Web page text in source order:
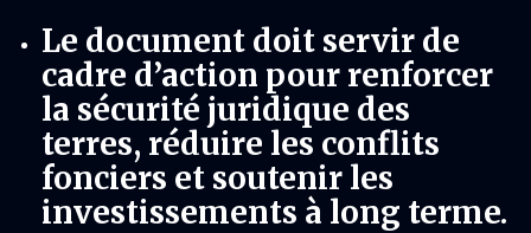
Le document doit servir de
cadre d’action pour renforcer
la sécurité juridique des
terres, réduire les conflits
fonciers et soutenir les
investissements à long terme.